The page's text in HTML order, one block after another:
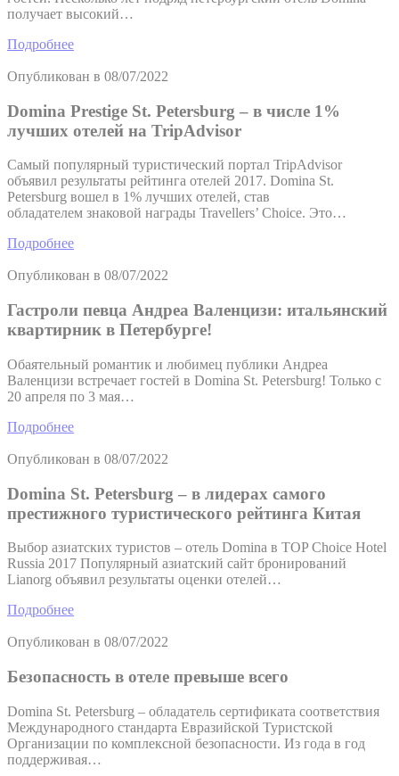
получает высокий…
Подробнее
Опубликован в 08/07/2022
Domina Prestige St. Petersburg – в числе 1%
лучших отелей на TripAdvisor
Самый популярный туристический портал TripAdvisor
объявил результаты рейтинга отелей 2017. Domina St.
Petersburg вошел в 1% лучших отелей, став
обладателем знаковой награды Travellers’ Choice. Это…
Подробнее
Опубликован в 08/07/2022
Гастроли певца Андреа Валенцизи: итальянский
квартирник в Петербурге!
Обаятельный романтик и любимец публики Андреа
Валенцизи встречает гостей в Domina St. Petersburg! Только с
20 апреля по 3 мая…
Подробнее
Опубликован в 08/07/2022
Domina St. Petersburg – в лидерах самого
престижного туристического рейтинга Китая
Выбор азиатских туристов – отель Domina в TOP Choice Hotel
Russia 2017 Популярный азиатский сайт бронирований
Lianorg объявил результаты оценки отелей…
Подробнее
Опубликован в 08/07/2022
Безопасность в отеле превыше всего
Domina St. Petersburg – обладатель сертификата соответствия
Международного стандарта Евразийской Туристской
Организации по комплексной безопасности. Из года в год
поддерживая…